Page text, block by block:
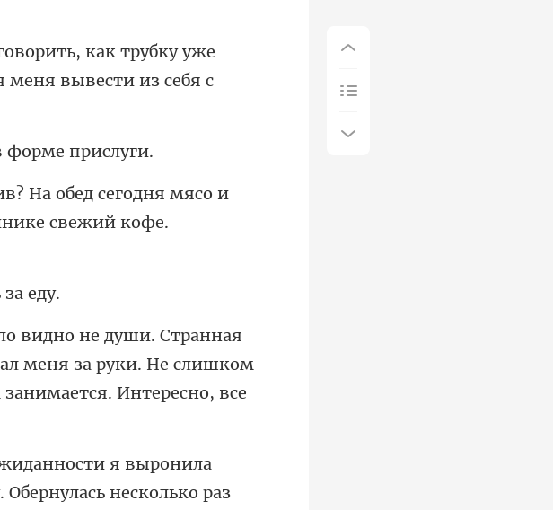
ь, как трубку уже
ед сегодня мясо и
меня за руки. Не слишком
несколько раз